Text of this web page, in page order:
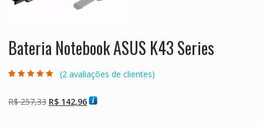
Bateria Notebook ASUS K43 Series
com baseado
em
(2avaliações de clientes)
R$257,33 O
R$142,96O